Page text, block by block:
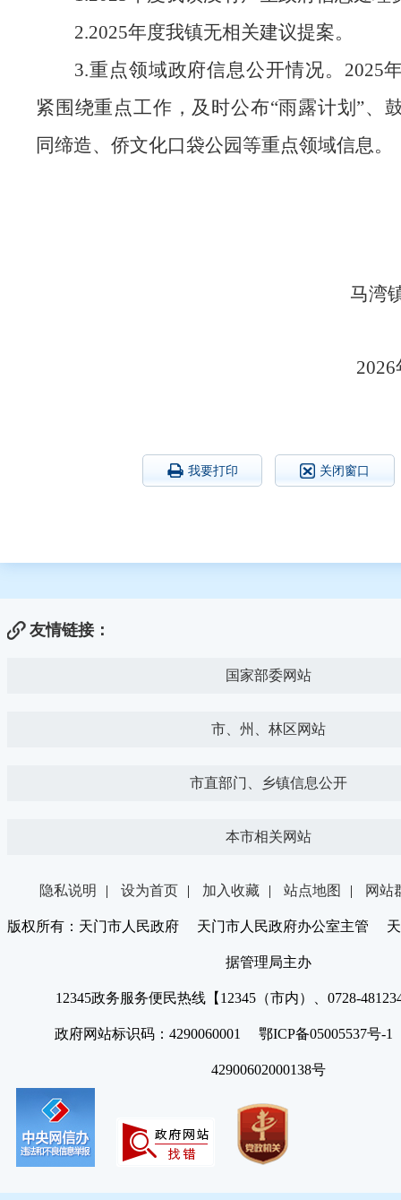
2.2025年度我镇无相关建议提案。
3.重点领域政府信息公开情况。2025
紧围绕重点工作，及时公布“雨露计划”、
同缔造、侨文化口袋公园等重点领域信息。
马湾
我要打印 关闭窗口
友情链接：
国家部委网站
市、州、林区网站
市直部门、乡镇信息公开
本市相关网站
隐私说明 | 设为首页 | 加入收藏 | 站点地图 | 网站
版权所有：天门市人民政府 天门市人民政府办公室主管 天
据管理局主办
12345政务服务便民热线【12345（市内）、0728-
政府网站标识码：4290060001 鄂ICP备05005537号
42900602000138号